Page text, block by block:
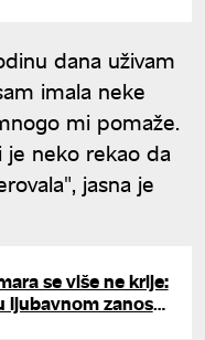
dana uživam
imala neke
mi pomaže.
neko rekao da
jasna je
se više ne krije:
ljubavnom zanosu